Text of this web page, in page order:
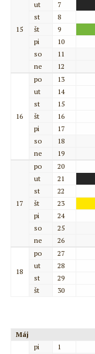
15
ut
7
st
8
št
9
pi
10
so
11
ne
12
16
po
13
ut
14
st
15
št
16
pi
17
so
18
ne
19
17
po
20
ut
21
st
22
št
23
pi
24
so
25
ne
26
18
po
27
ut
28
st
29
št
30
Máj
pi
1